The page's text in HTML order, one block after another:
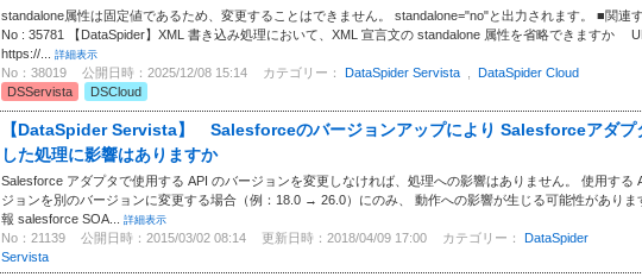
standalone属性は固定値であるため、変更することはできません。 standalone="no"と出力されます。 ■関連
No : 35781 【DataSpider】XML 書き込み処理において、XML 宣言文の standalone 属性を省略できますか
https://...
詳細表示
No：38019 公開日時：2025/12/08 15:14 カテゴリー： DataSpider Servista, DataSpider Cloud
DSServista
DSCloud
【DataSpider Servista】 Salesforceのバージョンアップにより Salesforceアダプ
した処理に影響はありますか
Salesforce アダプタで使用する API のバージョンを変更しなければ、処理への影響はありません。 使用する
ジョンを別のバージョンに変更する場合（例：18.0 → 26.0）にのみ、 動作への影響が生じる可能性がありま
報 salesforce SOA...
詳細表示
No：21139 公開日時：2015/03/02 08:14 更新日時：2018/04/09 17:00 カテゴリー： DataSpider
Servista